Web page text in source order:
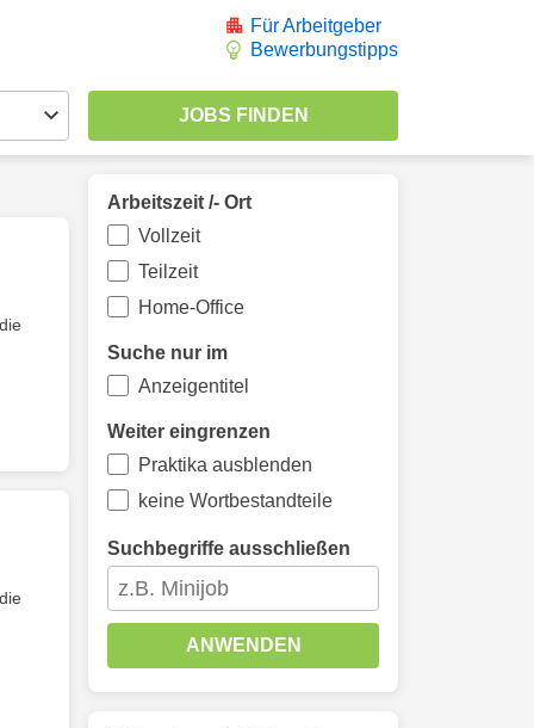
Für Arbeitgeber
Bewerbungstipps
Arbeitszeit /- Ort
Vollzeit
Teilzeit
Home-Office
Suche nur im
Anzeigentitel
Weiter eingrenzen
Praktika ausblenden
keine Wortbestandteile
Suchbegriffe ausschließen
ANWENDEN